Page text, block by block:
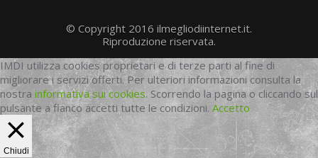
© Copyright 2016 ilmegliodiinternet.it.
Riproduzione riservata.
IMDI utilizza cookies proprietari e di terze parti al fine di
migliorare i servizi offerti. Per ulteriori informazioni consulta la
nostra informativa sui cookies. Scorrendo la pagina o cliccando sul
pulsante a fianco accetti tutte le condizioni. Accetto
Chiudi